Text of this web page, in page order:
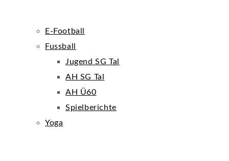
E-Football
Fussball
Jugend SG Tal
AH SG Tal
AH Ü60
Spielberichte
Yoga